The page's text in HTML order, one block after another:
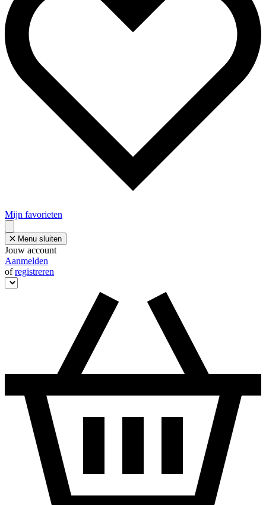
Mijn favorieten
Menu sluiten
Jouw account
Aanmelden
ofregistreren